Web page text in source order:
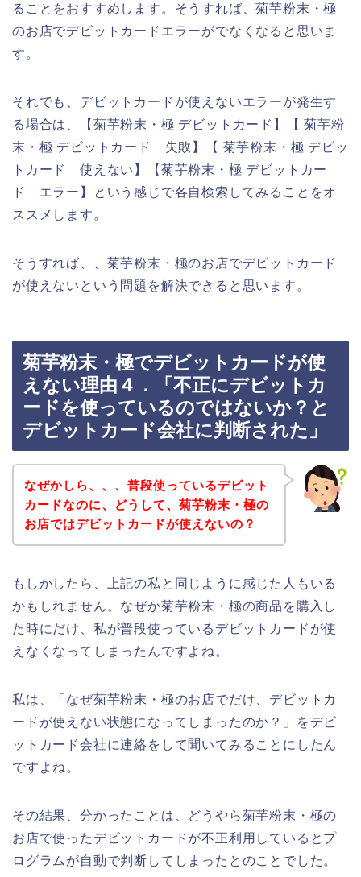
ることをおすすめします。そうすれば、菊芋粉末・極
のお店でデビットカードエラーがでなくなると思いま
す。
それでも、デビットカードが使えないエラーが発生す
る場合は、【菊芋粉末・極 デビットカード】【 菊芋粉
末・極 デビットカード 失敗】【 菊芋粉末・極 デビッ
トカード 使えない】【菊芋粉末・極 デビットカー
ド エラー】という感じで各自検索してみることをオ
ススメします。
そうすれば、、菊芋粉末・極のお店でデビットカード
が使えないという問題を解決できると思います。
菊芋粉末・極でデビットカードが使
えない理由４．「不正にデビットカ
ードを使っているのではないか？と
デビットカード会社に判断された」
なぜかしら、、、普段使っているデビット
カードなのに、どうして、菊芋粉末・極の
お店ではデビットカードが使えないの？
もしかしたら、上記の私と同じように感じた人もいる
かもしれません。なぜか菊芋粉末・極の商品を購入し
た時にだけ、私が普段使っているデビットカードが使
えなくなってしまったんですよね。
私は、「なぜ菊芋粉末・極のお店でだけ、デビットカ
ードが使えない状態になってしまったのか？」をデビ
ットカード会社に連絡をして聞いてみることにしたん
ですよね。
その結果、分かったことは、どうやら菊芋粉末・極の
お店で使ったデビットカードが不正利用しているとプ
ログラムが自動で判断してしまったとのことでした。